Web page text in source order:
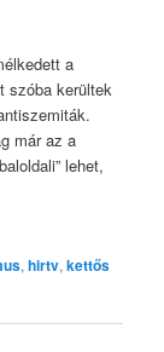
a
szóba kerültek
már az a
lehet,
,hirtv,kettős